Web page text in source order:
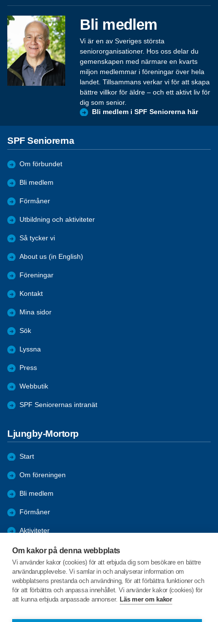
Om kakor på denna webbplats
Vi använder kakor (cookies) för att erbjuda dig som besökare en bättre
användarupplevelse. Vi samlar in och analyserar information om
webbplatsens prestanda och användning, för att förbättra funktioner och
för att förbättra och anpassa innehållet. Vi använder kakor (cookies) för
att kunna erbjuda anpassade annonser. Läs mer om kakor
Bli medlem
Vi är en av Sveriges största
seniororganisationer. Hos oss delar du
gemenskapen med närmare en kvarts
miljon medlemmar i föreningar över hela
landet. Tillsammans verkar vi för att skapa
bättre villkor för äldre – och ett aktivt liv för
dig som senior.
Bli medlem i SPF Seniorerna här
SPF Seniorerna
Om förbundet
Bli medlem
Förmåner
Utbildning och aktiviteter
Så tycker vi
About us (in English)
Föreningar
Kontakt
Mina sidor
Sök
Lyssna
Press
Webbutik
SPF Seniorernas intranät
Ljungby-Mortorp
Start
Om föreningen
Bli medlem
Förmåner
Aktiviteter
Referat
Bildgalleri
Arkiv